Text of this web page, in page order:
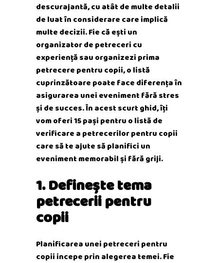
descurajantă, cu atât de multe detalii
de luat în considerare care implică
multe decizii. Fie că ești un
organizator de petreceri cu
experiență sau organizezi prima
petrecere pentru copii, o listă
cuprinzătoare poate face diferența în
asigurarea unei eveniment fără stres
și de succes. În acest scurt ghid, îți
vom oferi 15 pași pentru o listă de
verificare a petrecerilor pentru copii
care să te ajute să planifici un
eveniment memorabil și fără griji.
1. Definește tema
petrecerii pentru
copii
Planificarea unei petreceri pentru
copii incepe prin alegerea temei. Fie